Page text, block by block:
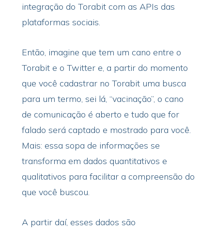
integração do Torabit com as APIs das
plataformas sociais.
Então, imagine que tem um cano entre o
Torabit e o Twitter e, a partir do momento
que você cadastrar no Torabit uma busca
para um termo, sei lá, “vacinação”, o cano
de comunicação é aberto e tudo que for
falado será captado e mostrado para você.
Mais: essa sopa de informações se
transforma em dados quantitativos e
qualitativos para facilitar a compreensão do
que você buscou.
A partir daí, esses dados são